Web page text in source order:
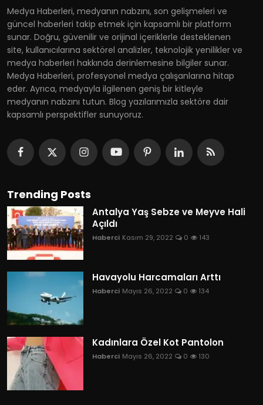
Medya Haberleri, medyanın nabzını, son gelişmeleri ve
güncel haberleri takip etmek için kapsamlı bir platform
sunar. Doğru, güvenilir ve orijinal içeriklerle desteklenen
site, kullanıcılarına sektörel analizler, teknolojik yenilikler ve
medya haberleri hakkında derinlemesine bilgiler sunar.
Medya Haberleri, profesyonel medya çalışanlarına hitap
eder. Ayrıca, medyayla ilgilenen geniş bir kitleyle
medyanın nabzını tutun. Blog yazılarımızla sektöre dair
kapsamlı perspektifler sunuyoruz.
Trending Posts
Antalya Yaş Sebze ve Meyve Hali
Açıldı
Haberci Kasım 29, 2022 0 143
Havayolu Harcamaları Arttı
Haberci Mayıs 26, 2022 0 134
Kadınlara Özel Kot Pantolon
Haberci Mayıs 26, 2022 0 130